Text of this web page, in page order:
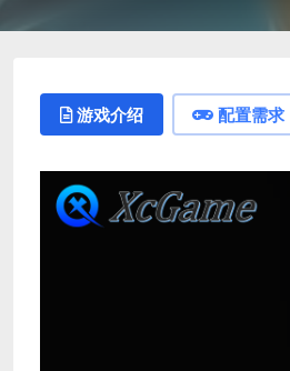
游戏介绍 配置需求